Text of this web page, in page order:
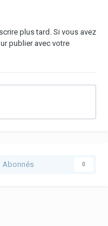
plus tard. Si vous avez
publier avec votre
Abonnés 0